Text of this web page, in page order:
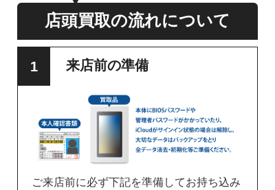
店頭買取の流れについて
来店前の準備
ご来店前に必ず下記を準備してお持ち込み